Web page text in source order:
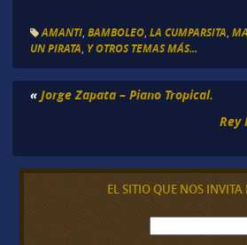
AMANTI, BAMBOLEO, LA CUMPARSITA,
UN PIRATA, Y OTROS TEMAS MÁS...
« Jorge Zapata – Piano Tropical.
Rey
EL SITIO QUE NOS INVITA
B
u